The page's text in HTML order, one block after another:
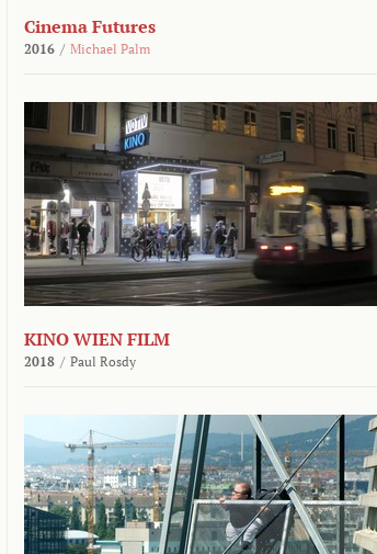
Cinema Futures
2016 / Michael Palm
KINO WIEN FILM
2018 / Paul Rosdy